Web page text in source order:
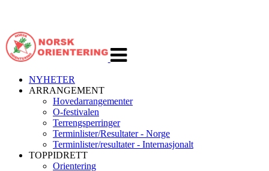
navigasjon
NYHETER
ARRANGEMENT
Hovedarrangementer
O-festivalen
Terrengsperringer
Terminlister/Resultater - Norge
Terminlister/resultater - Internasjonalt
TOPPIDRETT
Orientering